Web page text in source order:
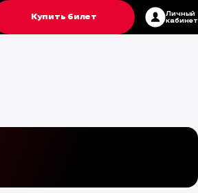
Купить билет
Личный
кабинет